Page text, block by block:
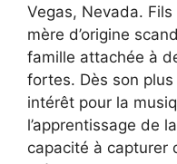
Vegas, Nevada. Fils
mère d’origine
famille attachée à
fortes. Dès son
intérêt pour la
l’apprentissage de
capacité à capturer